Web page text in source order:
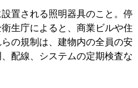
置される照明器具のこと。停
生庁によると、商業ビルや住
の規制は、建物内の全員の安
配線、システムの定期検査な